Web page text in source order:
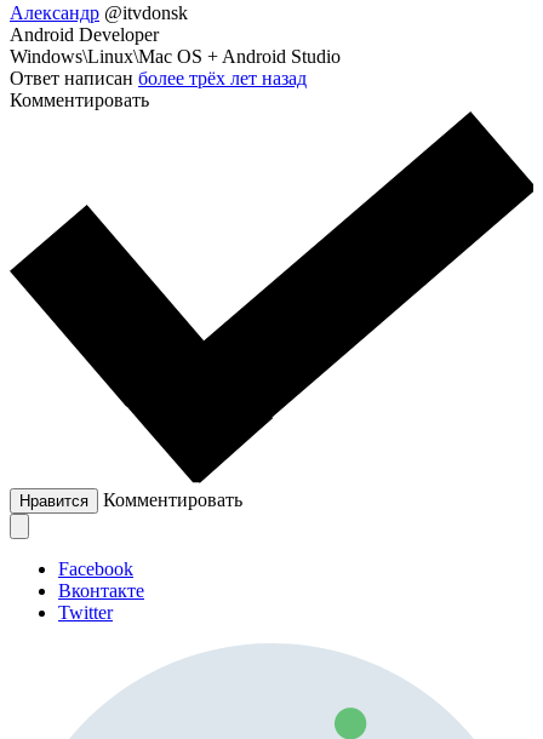
Александр @itvdonsk
Android Developer
Windows\Linux\Mac OS + Android Studio
Ответ написан более трёх лет назад
Комментировать
Нравится Комментировать
Facebook
Вконтакте
Twitter